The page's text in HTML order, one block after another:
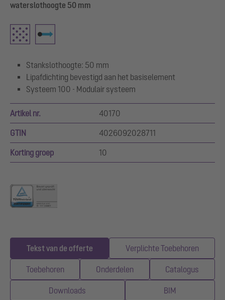
waterslothoogte 50 mm
Stankslothoogte: 50 mm
Lipafdichting bevestigd aan het basiselement
Systeem 100 - Modulair systeem
Artikel nr. 40170
GTIN 4026092028711
Korting groep 10
Tekst van de offerte Verplichte Toebehoren
Toebehoren Onderdelen Catalogus
Downloads BIM